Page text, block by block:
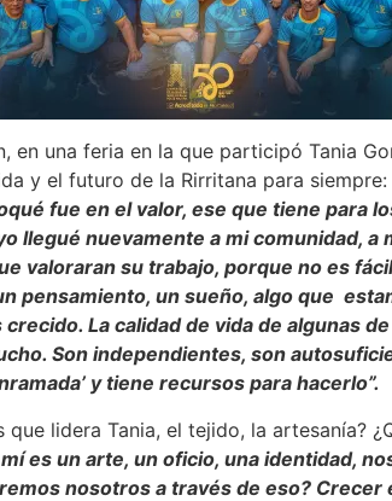
en una feria en la que participó Tania
y el futuro de la Rirritana para siempre:
fue en el valor, ese que tiene para
llegué nuevamente a mi comunidad,
valoraran su trabajo, porque no es
pensamiento, un sueño, algo que
La calidad de vida de algunas
Son independientes, son
y tiene recursos para hacerlo”.
lidera Tania, el tejido, la artesanía?
mí es un arte, un oficio, una identidad,
nosotros a través de eso? Crecer